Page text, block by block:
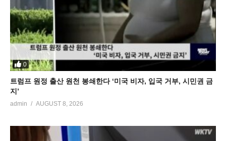
0
트럼프 원정 출산 원천 봉쇄한다 ‘미국 비자, 입국 거부, 시민권 금
지’
admin AUGUST 8, 2026